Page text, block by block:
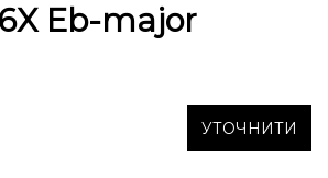
Eb-major
УТОЧНИТИ